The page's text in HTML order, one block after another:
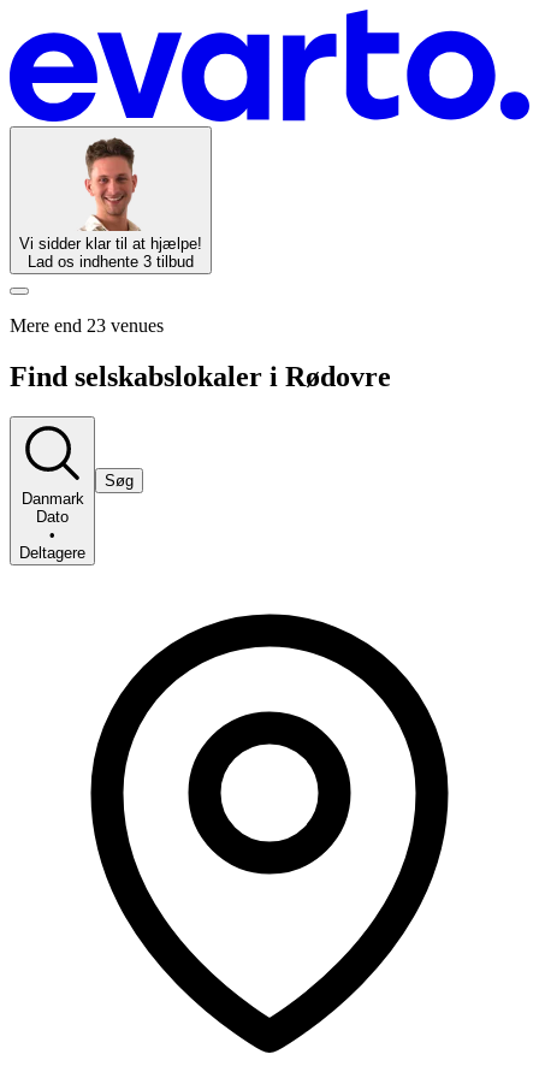
Vi sidder klar til at hjælpe!
Lad os indhente 3 tilbud
Mere end 23 venues
Find selskabslokaler i Rødovre
Danmark
Dato
•
Deltagere
Søg